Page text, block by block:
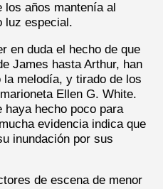
años mantenía al
luz especial.
en duda el hecho de que
James hasta Arthur, han
melodía, y tirado de los
Ellen G. White.
haya hecho poco para
evidencia indica que
inundación por sus
de escena de menor